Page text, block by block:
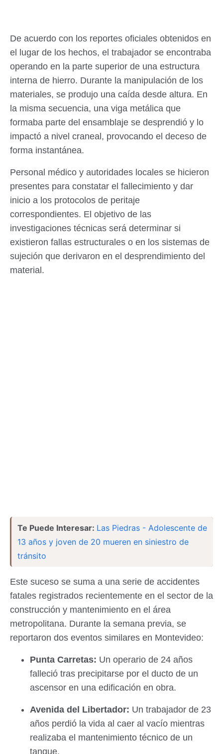
De acuerdo con los reportes oficiales obtenidos en
el lugar de los hechos, el trabajador se encontraba
operando en la parte superior de una estructura
interna de hierro. Durante la manipulación de los
materiales, se produjo una caída desde altura. En
la misma secuencia, una viga metálica que
formaba parte del ensamblaje se desprendió y lo
impactó a nivel craneal, provocando el deceso de
forma instantánea.
Personal médico y autoridades locales se hicieron
presentes para constatar el fallecimiento y dar
inicio a los protocolos de peritaje
correspondientes. El objetivo de las
investigaciones técnicas será determinar si
existieron fallas estructurales o en los sistemas de
sujeción que derivaron en el desprendimiento del
material.
Te Puede Interesar: Las Piedras - Adolescente de
13 años y joven de 20 mueren en siniestro de
tránsito
Este suceso se suma a una serie de accidentes
fatales registrados recientemente en el sector de la
construcción y mantenimiento en el área
metropolitana. Durante la semana previa, se
reportaron dos eventos similares en Montevideo:
Punta Carretas: Un operario de 24 años
falleció tras precipitarse por el ducto de un
ascensor en una edificación en obra.
Avenida del Libertador: Un trabajador de 23
años perdió la vida al caer al vacío mientras
realizaba el mantenimiento técnico de un
tanque.